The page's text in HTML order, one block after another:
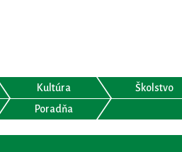
Kultúra Školstvo
Poradňa